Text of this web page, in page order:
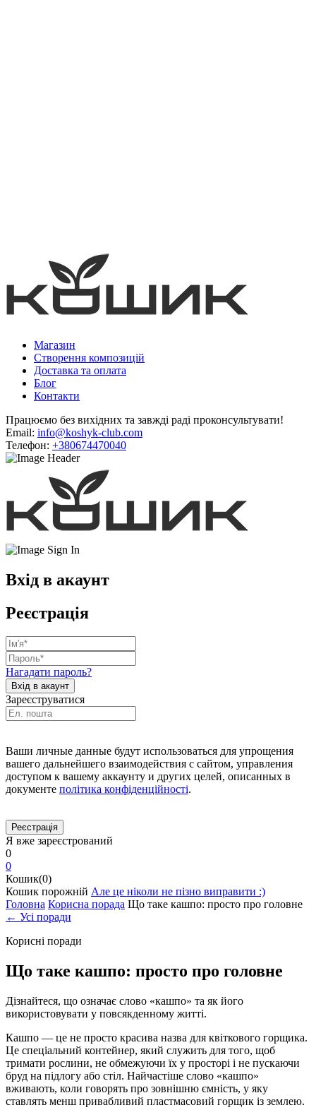
Магазин
Створення композицій
Доставка та оплата
Блог
Контакти
Працюємо без вихідних та завжді раді проконсультувати!
Email: info@koshyk-club.com
Телефон: +380674470040
Вхід в акаунт
Реєстрація
Нагадати пароль?
Зареєструватися
Ваши личные данные будут использоваться для упрощения
вашего дальнейшего взаимодействия с сайтом, управления
доступом к вашему аккаунту и других целей, описанных в
документе політика конфіденційності.
Я вже зареєстрований
0
0
Кошик(0)
Кошик порожній Але це ніколи не пізно виправити :)
Головна Корисна порада Що таке кашпо: просто про головне
← Усі поради
Корисні поради
Що таке кашпо: просто про головне
Дізнайтеся, що означає слово «кашпо» та як його
використовувати у повсякденному житті.
Кашпо — це не просто красива назва для квіткового горщика.
Це спеціальний контейнер, який служить для того, щоб
тримати рослини, не обмежуючи їх у просторі і не пускаючи
бруд на підлогу або стіл. Найчастіше слово «кашпо»
вживають, коли говорять про зовнішню ємність, у яку
ставлять менш привабливий пластмасовий горщик із землею.